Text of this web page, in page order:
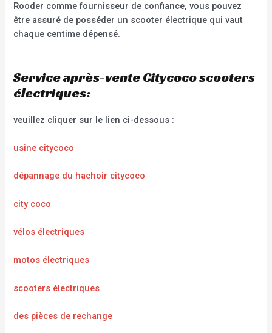
Rooder comme fournisseur de confiance, vous pouvez
être assuré de posséder un scooter électrique qui vaut
chaque centime dépensé.
Service après-vente Citycoco scooters
électriques:
veuillez cliquer sur le lien ci-dessous :
usine citycoco
dépannage du hachoir citycoco
city coco
vélos électriques
motos électriques
scooters électriques
des pièces de rechange